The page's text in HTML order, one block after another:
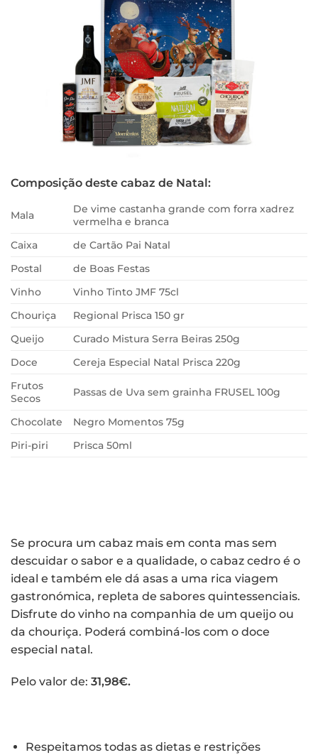
Composição deste cabaz de Natal:
Mala
De vime castanha grande com forra xadrez
vermelha e branca
Caixa
de Cartão Pai Natal
Postal
de Boas Festas
Vinho
Vinho Tinto JMF 75cl
Chouriça
Regional Prisca 150 gr
Queijo
Curado Mistura Serra Beiras 250g
Doce
Cereja Especial Natal Prisca 220g
Frutos
Secos
Passas de Uva sem grainha FRUSEL 100g
Chocolate
Negro Momentos 75g
Piri-piri
Prisca 50ml
Se procura um cabaz mais em conta mas sem
descuidar o sabor e a qualidade, o cabaz cedro é o
ideal e também ele dá asas a uma rica viagem
gastronómica, repleta de sabores quintessenciais.
Disfrute do vinho na companhia de um queijo ou
da chouriça. Poderá combiná-los com o doce
especial natal.
Pelo valor de: 31,98€.
Respeitamos todas as dietas e restrições